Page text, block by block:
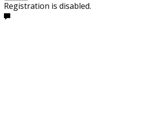
Registration is disabled.